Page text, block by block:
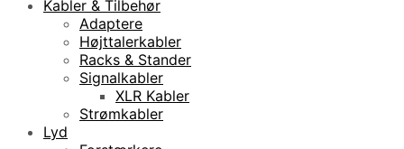
Kabler & Tilbehør
Adaptere
Højttalerkabler
Racks & Stander
Signalkabler
XLR Kabler
Strømkabler
Lyd